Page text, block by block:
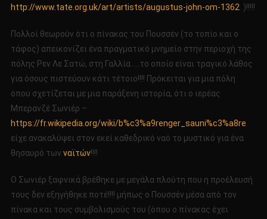
http://www.tate.org.uk/art/artists/augustus-john-om-1362)!!!!!
Πολλοί θεωρούν ότι ο πίνακας του Πουσσέν (το τοπίο και ο
τάφος) απεικονίζει ένα πραγματικό μνημείο στην περιοχή της
πόλης Ρεν Λε Σατώ, στη Γαλλία…..το οποίο είναι τραγικό λάθος
για όσους πιστεύουν κάτι τέτοιο!!!! Πρόκειται για μια πόλη
όπου σχετίζεται με μια παράξενη ιστορία, ότι ο ιερέας
Μπερανζέ Σωνιέρ –
https://fr.wikipedia.org/wiki/b%c3%a9renger_sauni%c3%a8re
είχε ανακαλύψει στον εκεί καθεδρικό ναό το μυστικό για ένα
θησαυρό των ναϊτών!!!!
Ο Σωνιέρ ξαφνικά βρέθηκε με μεγάλα πλούτη που η προέλευσή
τους δεν εξηγήθηκε ποτέ!!!! μήπως ο Πουσσέν μέσα από τον
πίνακα και τους συμβολισμούς του (όπου ο πίνακας έχει